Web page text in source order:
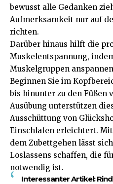
bewusst alle Gedanken
Aufmerksamkeit nur auf
richten.
Darüber hinaus hilft die
Muskelentspannung,
Muskelgruppen
Beginnen Sie im
bis hinunter zu den Füßen
Ausübung unterstützen
Ausschüttung von
Einschlafen erleichtert.
dem Zubettgehen lässt
Loslassens schaffen, die
notwendig ist.
Interessanter Artikel: